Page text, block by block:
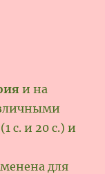
и на
с. и 20 с.) и
для